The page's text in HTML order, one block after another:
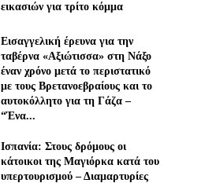
εικασιών για τρίτο κόμμα
Εισαγγελική έρευνα για την
ταβέρνα «Αξιώτισσα» στη Νάξο
έναν χρόνο μετά το περιστατικό
με τους Βρετανοεβραίους και το
αυτοκόλλητο για τη Γάζα –
“Ένα...
Ισπανία: Στους δρόμους οι
κάτοικοι της Μαγιόρκα κατά του
υπερτουρισμού – Διαμαρτυρίες